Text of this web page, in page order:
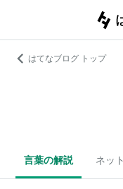
はてなブログ トップ
言葉の解説 ネッ